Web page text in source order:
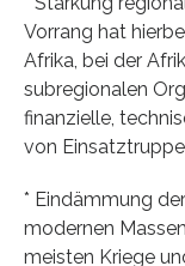
Vorrang hat
Afrika, bei der
subregionalen
finanzielle,
von
* Eindämmung
modernen
meisten Kriege